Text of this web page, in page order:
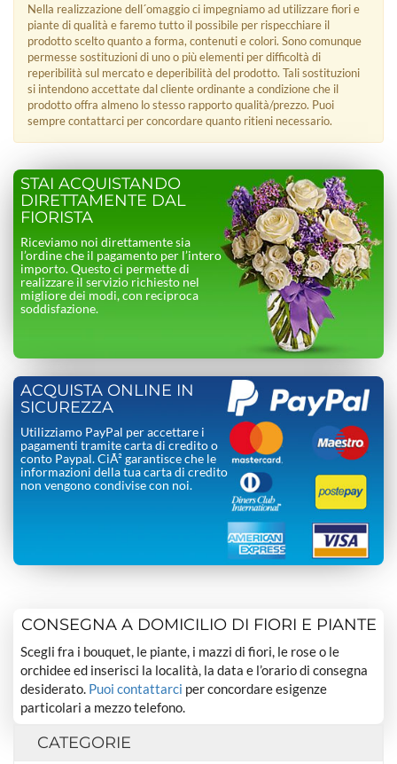
Nella realizzazione dell´omaggio ci impegniamo ad utilizzare fiori e
piante di qualità e faremo tutto il possibile per rispecchiare il
prodotto scelto quanto a forma, contenuti e colori. Sono comunque
permesse sostituzioni di uno o più elementi per difficoltà di
reperibilità sul mercato e deperibilità del prodotto. Tali sostituzioni
si intendono accettate dal cliente ordinante a condizione che il
prodotto offra almeno lo stesso rapporto qualità/prezzo. Puoi
sempre contattarci per concordare quanto ritieni necessario.
STAI ACQUISTANDO
DIRETTAMENTE DAL
FIORISTA
Riceviamo noi direttamente sia
l’ordine che il pagamento per l’intero
importo. Questo ci permette di
realizzare il servizio richiesto nel
migliore dei modi, con reciproca
soddisfazione.
ACQUISTA ONLINE IN
SICUREZZA
Utilizziamo PayPal per accettare i
pagamenti tramite carta di credito o
conto Paypal. CiÃ² garantisce che le
informazioni della tua carta di credito
non vengono condivise con noi.
CONSEGNA A DOMICILIO DI FIORI E PIANTE
Scegli fra i bouquet, le piante, i mazzi di fiori, le rose o le
orchidee ed inserisci la località, la data e l’orario di consegna
desiderato. Puoi contattarci per concordare esigenze
particolari a mezzo telefono.
CATEGORIE